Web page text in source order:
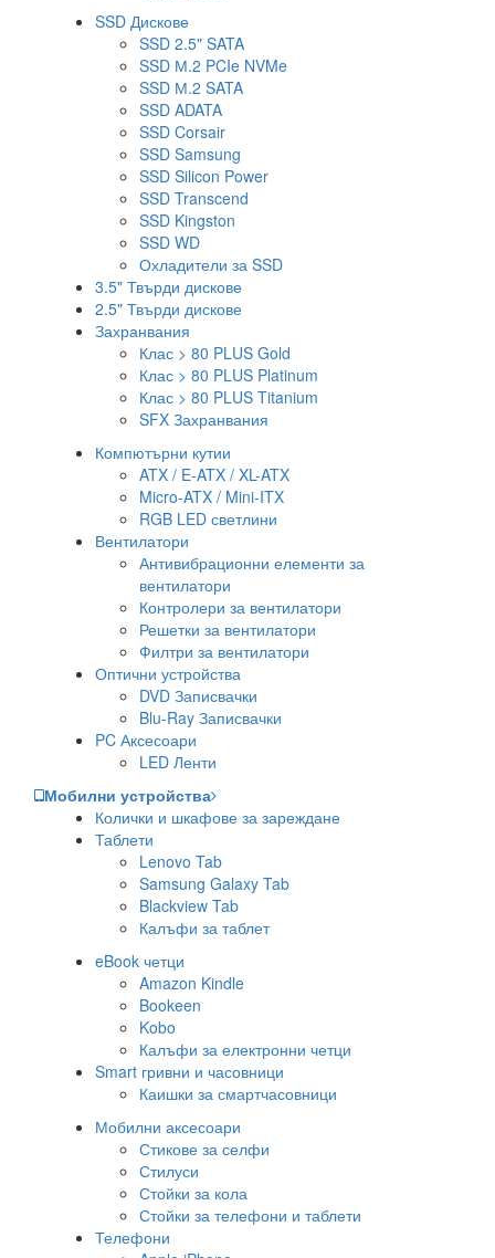
SSD Дискове
SSD 2.5" SATA
SSD М.2 PCIe NVMe
SSD М.2 SATA
SSD ADATA
SSD Corsair
SSD Samsung
SSD Silicon Power
SSD Transcend
SSD Kingston
SSD WD
Охладители за SSD
3.5" Твърди дискове
2.5" Твърди дискове
Захранвания
Клас > 80 PLUS Gold
Клас > 80 PLUS Platinum
Клас > 80 PLUS Titanium
SFX Захранвания
Компютърни кутии
ATX / E-ATX / XL-ATX
Micro-ATX / Mini-ITX
RGB LED светлини
Вентилатори
Антивибрационни елементи за
вентилатори
Контролери за вентилатори
Решетки за вентилатори
Филтри за вентилатори
Оптични устройства
DVD Записвачки
Blu-Ray Записвачки
PC Аксесоари
LED Ленти
Мобилни устройства
Колички и шкафове за зареждане
Таблети
Lenovo Tab
Samsung Galaxy Tab
Blackview Tab
Калъфи за таблет
eBook четци
Amazon Kindle
Bookeen
Kobo
Калъфи за електронни четци
Smart гривни и часовници
Каишки за смартчасовници
Мобилни аксесоари
Стикове за селфи
Стилуси
Стойки за кола
Стойки за телефони и таблети
Телефони